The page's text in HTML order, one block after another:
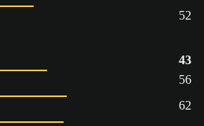
52
43
56
62